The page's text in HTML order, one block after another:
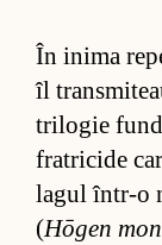
În inima
îl
tri­lo­gie
fra­tri­cide
la­gul în­tr-o
(Hōgen